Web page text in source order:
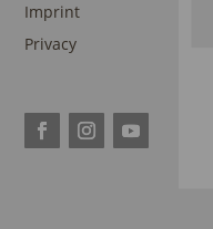
Imprint
Privacy